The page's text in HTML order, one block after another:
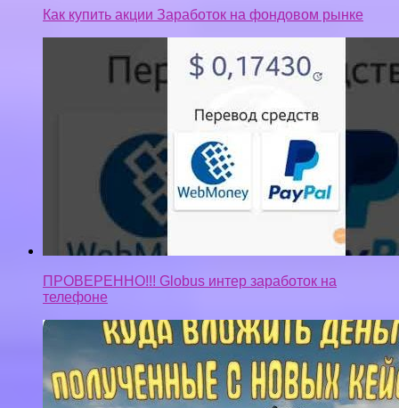
ПРОВЕРЕННО!!! Globus интер заработок на
телефоне
КУДА ПОТРАТИТЬ ДЕНЬГИ С НОВЫХ КЕЙСОВ
PUBG? ЗАРАБОТОК PUBG / ИНВЕСТИЦИИ PUBG